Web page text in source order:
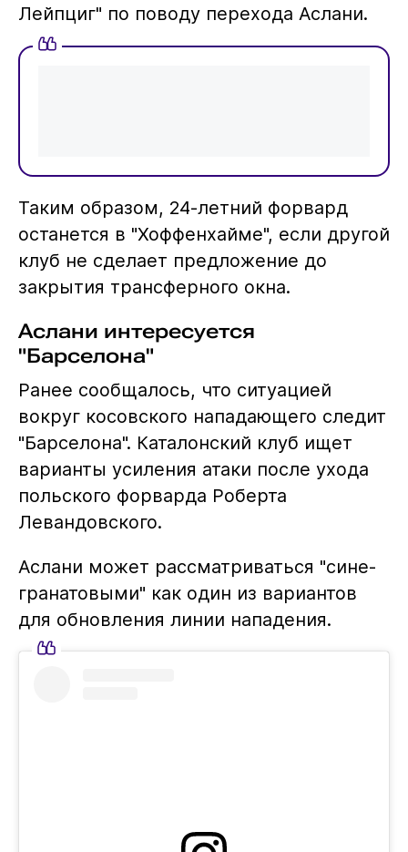
Лейпциг" по поводу перехода Аслани.
Таким образом, 24-летний форвард
останется в "Хоффенхайме", если другой
клуб не сделает предложение до
закрытия трансферного окна.
Аслани интересуется
"Барселона"
Ранее сообщалось, что ситуацией
вокруг косовского нападающего следит
"Барселона". Каталонский клуб ищет
варианты усиления атаки после ухода
польского форварда Роберта
Левандовского.
Аслани может рассматриваться "сине-
гранатовыми" как один из вариантов
для обновления линии нападения.